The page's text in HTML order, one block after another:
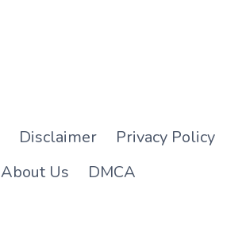
Disclaimer
Privacy Policy
About Us
DMCA